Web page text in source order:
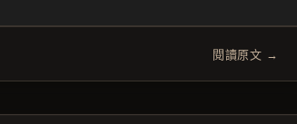
閱讀原文 →